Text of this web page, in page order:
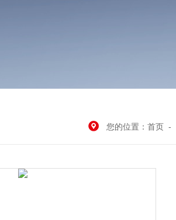
您的位置：首页 -